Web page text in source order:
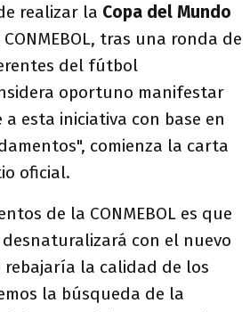
realizar la Copa del Mundo
CONMEBOL, tras una ronda de
del fútbol
oportuno manifestar
esta iniciativa con base en
comienza la carta
oficial.
de la CONMEBOL es que
con el nuevo
la calidad de los
la búsqueda de la